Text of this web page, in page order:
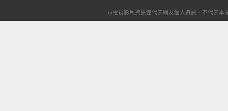
ip電視影片資訊僅代表網友個人資訊，不代表本